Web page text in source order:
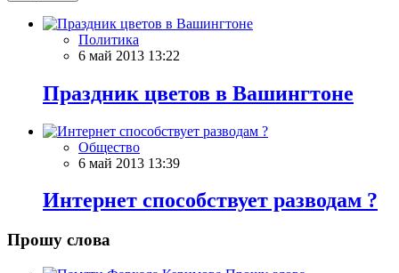
Политика
6 май 2013 13:22
Праздник цветов в Вашингтоне
Общество
6 май 2013 13:39
Интернет способствует разводам ?
Прошу слова